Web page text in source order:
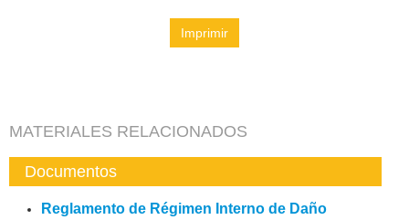
Imprimir
MATERIALES RELACIONADOS
Documentos
Reglamento de Régimen Interno de Daño